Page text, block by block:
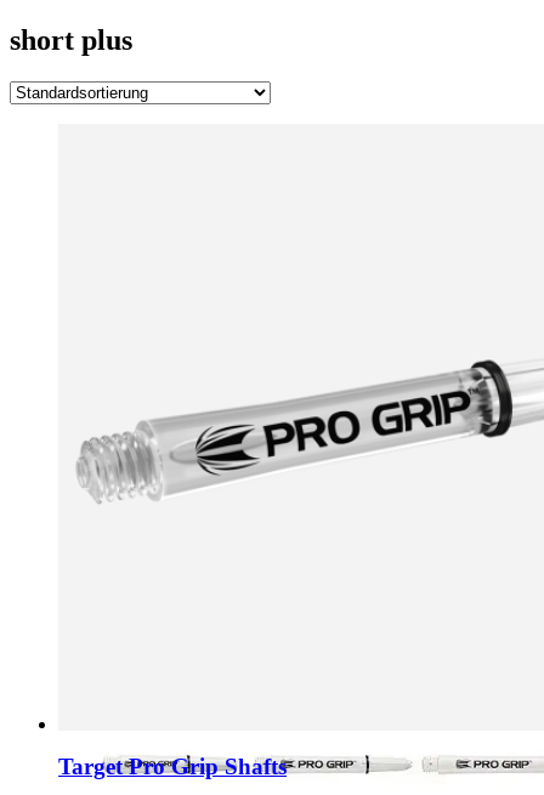
short plus
Target Pro Grip Shafts